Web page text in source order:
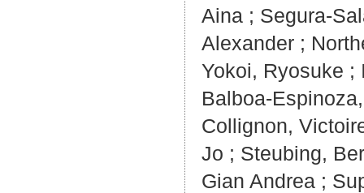
Aina ; Segura-
Alexander ;
Yokoi, Ryosuke ;
Balboa-
Collignon,
Jo ; Steubing,
Gian Andrea ;